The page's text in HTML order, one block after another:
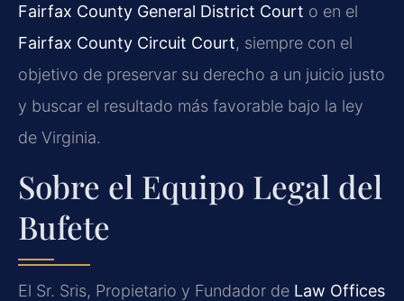
Fairfax County General District Court o en el
Fairfax County Circuit Court, siempre con el
objetivo de preservar su derecho a un juicio justo
y buscar el resultado más favorable bajo la ley
de Virginia.
Sobre el Equipo Legal del
Bufete
El Sr. Sris, Propietario y Fundador de Law Offices